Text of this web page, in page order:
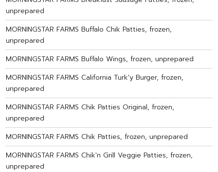
unprepared
MORNINGSTAR FARMS Buffalo Chik Patties, frozen,
unprepared
MORNINGSTAR FARMS Buffalo Wings, frozen, unprepared
MORNINGSTAR FARMS California Turk'y Burger, frozen,
unprepared
MORNINGSTAR FARMS Chik Patties Original, frozen,
unprepared
MORNINGSTAR FARMS Chik Patties, frozen, unprepared
MORNINGSTAR FARMS Chik'n Grill Veggie Patties, frozen,
unprepared